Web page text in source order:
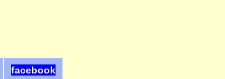
facebook